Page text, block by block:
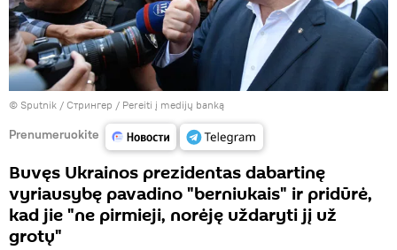
© Sputnik / Стрингер / Pereiti į medijų banką
Prenumeruokite
Buvęs Ukrainos prezidentas dabartinę
vyriausybę pavadino "berniukais" ir pridūrė,
kad jie "ne pirmieji, norėję uždaryti jį už
grotų"